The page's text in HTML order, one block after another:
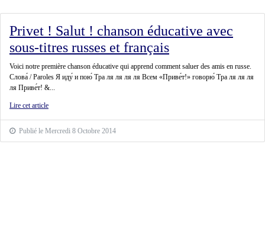
Privet ! Salut ! chanson éducative avec
sous-titres russes et français
Voici notre première chanson éducative qui apprend comment saluer des amis en russe.
Слова́ / Paroles Я иду́ и пою́ Тра ля ля ля ля Всем «Приве́т!» говорю́ Тра ля ля ля
ля Приве́т! &...
Lire cet article
Publié le Mercredi 8 Octobre 2014